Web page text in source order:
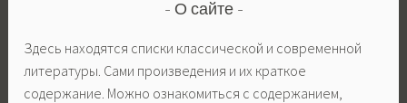
О сайте
Здесь находятся списки классической и современной
литературы. Сами произведения и их краткое
содержание. Можно ознакомиться с содержанием,